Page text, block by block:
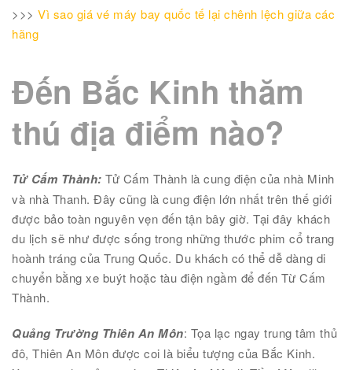
>>>Vì sao giá vé máy bay quốc tế lại chênh lệch giữa các
hãng
Đến Bắc Kinh thăm
thú địa điểm nào?
Tử Cấm Thành: Tử Cấm Thành là cung điện của nhà Minh
và nhà Thanh. Đây cũng là cung điện lớn nhất trên thế giới
được bảo toàn nguyên vẹn đến tận bây giờ. Tại đây khách
du lịch sẽ như được sống trong những thước phim cổ trang
hoành tráng của Trung Quốc. Du khách có thể dễ dàng di
chuyển bằng xe buýt hoặc tàu điện ngầm để đến Từ Cấm
Thành.
Quảng Trường Thiên An Môn: Tọa lạc ngay trung tâm thủ
đô, Thiên An Môn được coi là biểu tượng của Bắc Kinh.